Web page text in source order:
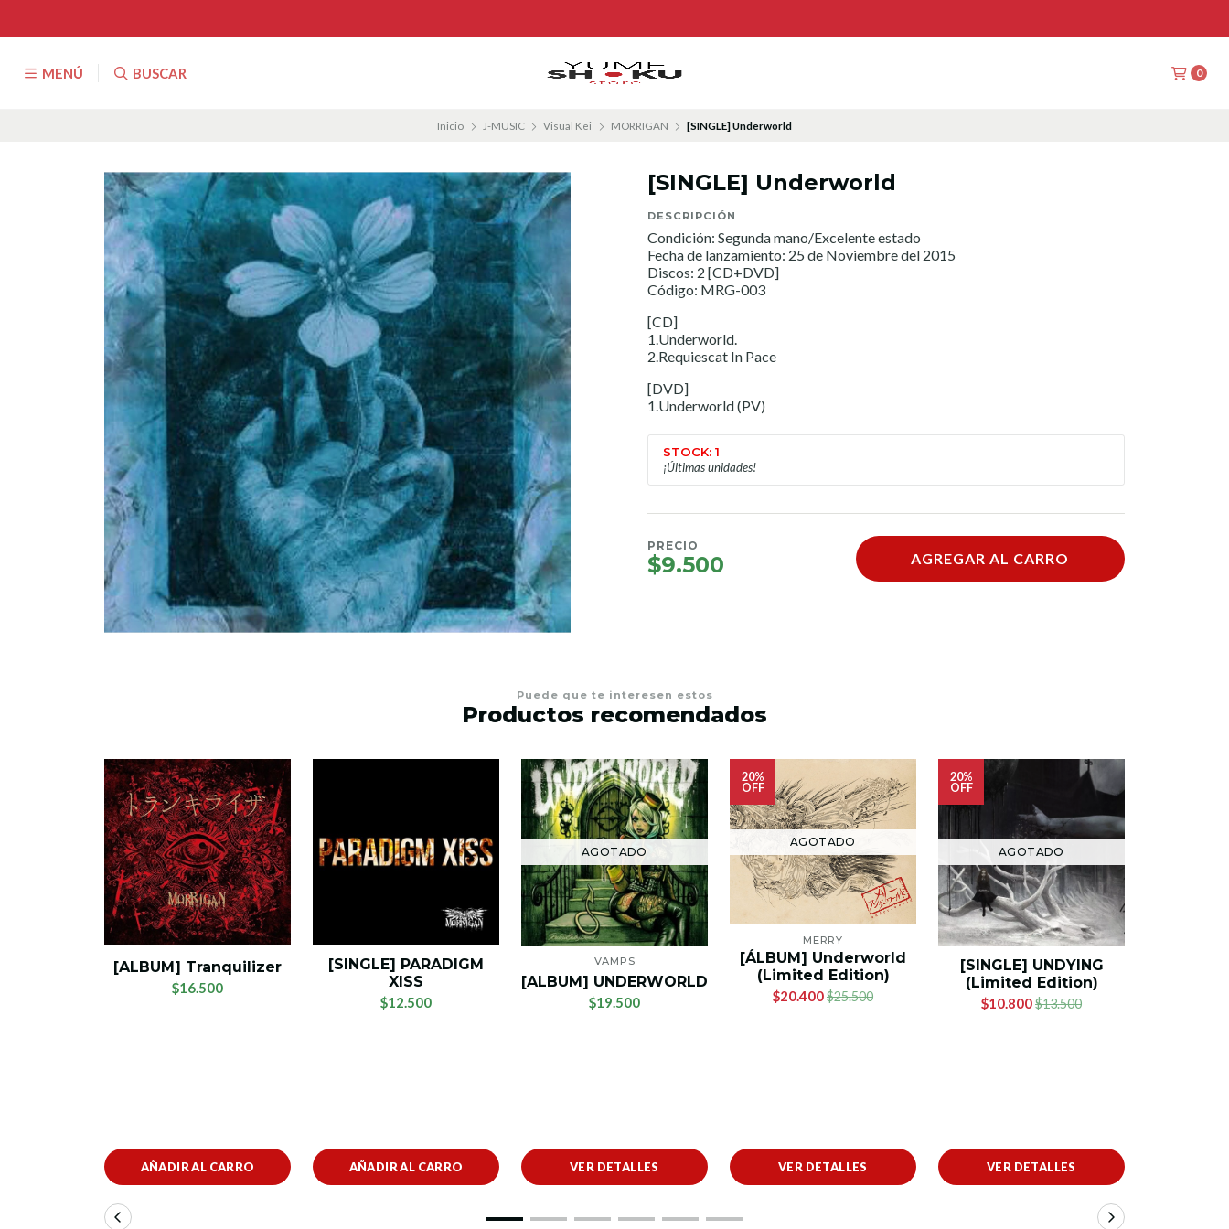
MENÚ BUSCAR 0
Inicio J-MUSIC Visual Kei MORRIGAN [SINGLE] Underworld
[SINGLE] Underworld
DESCRIPCIÓN
Condición: Segunda mano/Excelente estado
Fecha de lanzamiento: 25 de Noviembre del 2015
Discos: 2 [CD+DVD]
Código: MRG-003
[CD]
1.Underworld.
2.Requiescat In Pace
[DVD]
1.Underworld (PV)
STOCK: 1
¡Últimas unidades!
PRECIO
$9.500 AGREGAR AL CARRO
Puede que te interesen estos
Productos recomendados
[ALBUM] Tranquilizer
$16.500
AÑADIR AL CARRO
[SINGLE] PARADIGM
XISS
$12.500
AÑADIR AL CARRO
AGOTADO
VAMPS
[ALBUM] UNDERWORLD
$19.500
VER DETALLES
20%
OFF
AGOTADO
MERRY
[ÁLBUM] Underworld
(Limited Edition)
$20.400$25.500
VER DETALLES
20%
OFF
AGOTADO
[SINGLE] UNDYING
(Limited Edition)
$10.800$13.500
VER DETALLES